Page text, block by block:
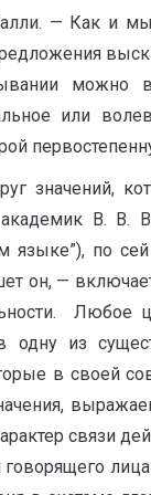
— Как и
можно
или
значений,
В. В.
языке”), по
он, —
Любое
в одну из
которые в
связи
говорящего